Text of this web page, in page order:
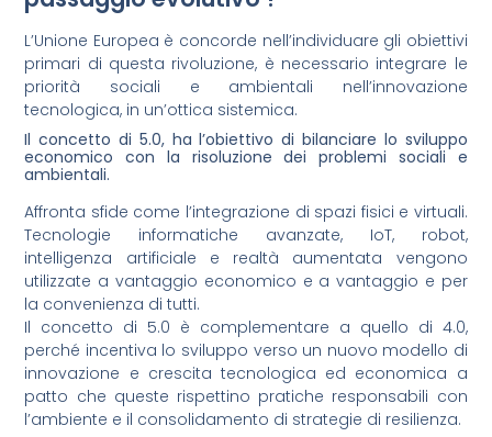
L’Unione Europea è concorde nell’individuare gli obiettivi
primari di questa rivoluzione, è necessario integrare le
priorità sociali e ambientali nell’innovazione
tecnologica, in un’ottica sistemica.
Il concetto di 5.0, ha l’obiettivo di bilanciare lo sviluppo
economico con la risoluzione dei problemi sociali e
ambientali.
Affronta sfide come l’integrazione di spazi fisici e virtuali.
Tecnologie informatiche avanzate, IoT, robot,
intelligenza artificiale e realtà aumentata vengono
utilizzate a vantaggio economico e a vantaggio e per
la convenienza di tutti.
Il concetto di 5.0 è complementare a quello di 4.0,
perché incentiva lo sviluppo verso un nuovo modello di
innovazione e crescita tecnologica ed economica a
patto che queste rispettino pratiche responsabili con
l’ambiente e il consolidamento di strategie di resilienza.